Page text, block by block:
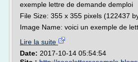
exemple lettre de demande demploi
File Size: 355 x 355 pixels (122437
Image Name: voici un exemple de
Lire la suite
Date: 2017-10-14 05:54:54